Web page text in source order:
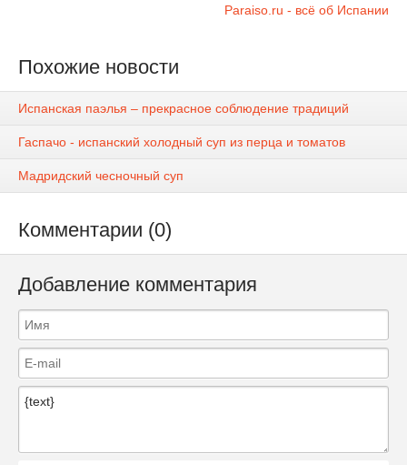
Paraiso.ru - всё об Испании
Похожие новости
Испанская паэлья – прекрасное соблюдение традиций
Гаспачо - испанский холодный суп из перца и томатов
Мадридский чесночный суп
Комментарии (0)
Добавление комментария